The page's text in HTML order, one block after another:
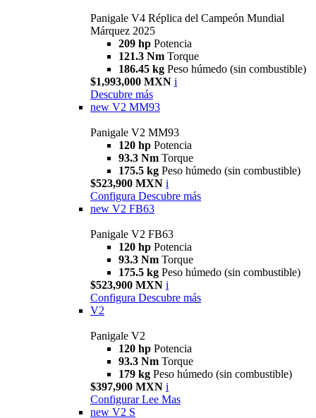
Panigale V4 Réplica del Campeón Mundial
Márquez 2025
209 hp Potencia
121.3 Nm Torque
186.45 kg Peso húmedo (sin combustible)
$1,993,000 MXN i
Descubre más
new V2 MM93
Panigale V2 MM93
120 hp Potencia
93.3 Nm Torque
175.5 kg Peso húmedo (sin combustible)
$523,900 MXN i
Configura Descubre más
new V2 FB63
Panigale V2 FB63
120 hp Potencia
93.3 Nm Torque
175.5 kg Peso húmedo (sin combustible)
$523,900 MXN i
Configura Descubre más
V2
Panigale V2
120 hp Potencia
93.3 Nm Torque
179 kg Peso húmedo (sin combustible)
$397,900 MXN i
Configurar Lee Mas
new V2 S